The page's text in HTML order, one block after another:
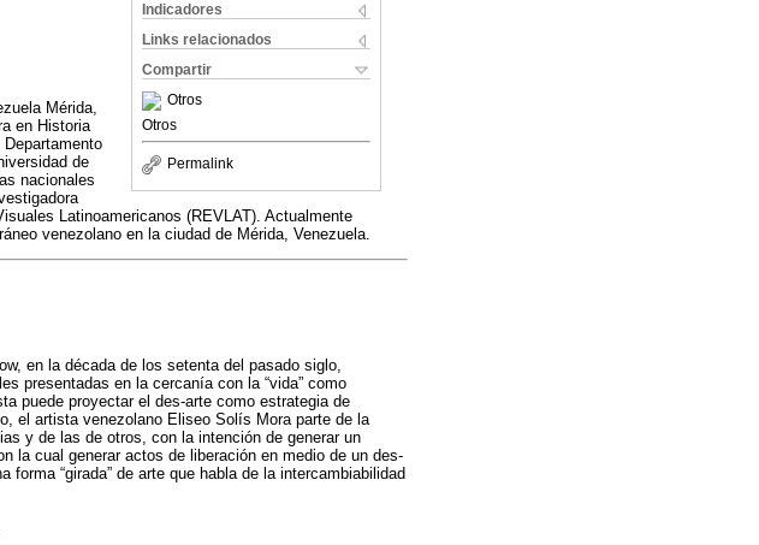
Indicadores
Links relacionados
Compartir
Otros
Otros
Permalink
Mérida,
en Historia
de
nacionales
Latinoamericanos (REVLAT). Actualmente
venezolano en la ciudad de Mérida, Venezuela.
en la década de los setenta del pasado siglo,
presentadas en la cercanía con la “vida” como
puede proyectar el des-arte como estrategia de
el artista venezolano Eliseo Solís Mora parte de la
y de las de otros, con la intención de generar un
la cual generar actos de liberación en medio de un des-
“girada” de arte que habla de la intercambiabilidad